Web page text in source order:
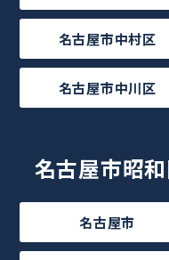
名古屋市中村区
名古屋市中川区
名古屋市昭
名古屋市